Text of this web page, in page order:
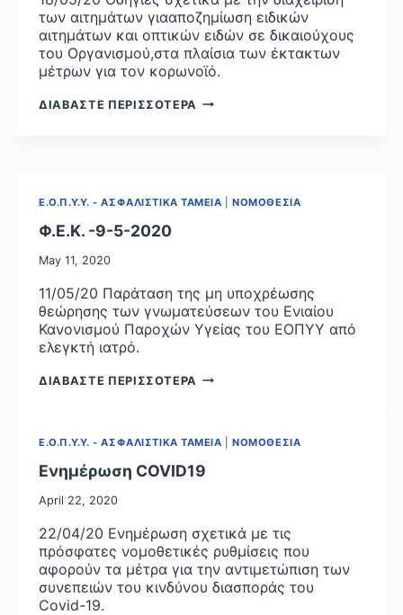
ΥΓΕΙΑΣ
(ΕΚΠΥ)
των αιτημάτων γιααποζημίωση ειδικών
αιτημάτων και οπτικών ειδών σε δικαιούχους
του Οργανισμού,στα πλαίσια των έκτακτων
μέτρων για τον κορωνοϊό.
ΔΙΑΒΑΣΤΕ ΠΕΡΙΣΣΟΤΕΡΑ ΟΔΗΓΙΕΣ
Ε.Ο.Π.Υ.Υ. - ΑΣΦΑΛΙΣΤΙΚΑ ΤΑΜΕΙΑ |ΝΟΜΟΘΕΣΙΑ
Φ.Ε.Κ. -9-5-2020
May 11, 2020
11/05/20 Παράταση της μη υποχρέωσης
θεώρησης των γνωματεύσεων του Ενιαίου
Κανονισμού Παροχών Υγείας του ΕΟΠΥΥ από
ελεγκτή ιατρό.
ΔΙΑΒΑΣΤΕ ΠΕΡΙΣΣΟΤΕΡΑ Φ.Ε.Κ.
Ε.Ο.Π.Υ.Υ. - ΑΣΦΑΛΙΣΤΙΚΑ ΤΑΜΕΙΑ |ΝΟΜΟΘΕΣΙΑ
Ενημέρωση COVID19
April 22, 2020
22/04/20 Ενημέρωση σχετικά με τις
πρόσφατες νομοθετικές ρυθμίσεις που
αφορούν τα μέτρα για την αντιμετώπιση των
συνεπειών του κινδύνου διασποράς του
Covid-19.